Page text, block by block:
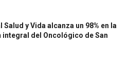
Salud y Vida alcanza un 98% en la
integral del Oncológico de San